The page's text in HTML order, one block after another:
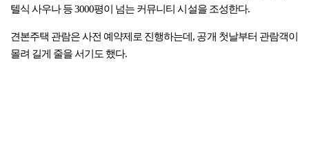
텔식 사우나 등 3000평이 넘는 커뮤니티 시설을 조성한다.
견본주택 관람은 사전 예약제로 진행하는데, 공개 첫날부터 관람객이
몰려 길게 줄을 서기도 했다.